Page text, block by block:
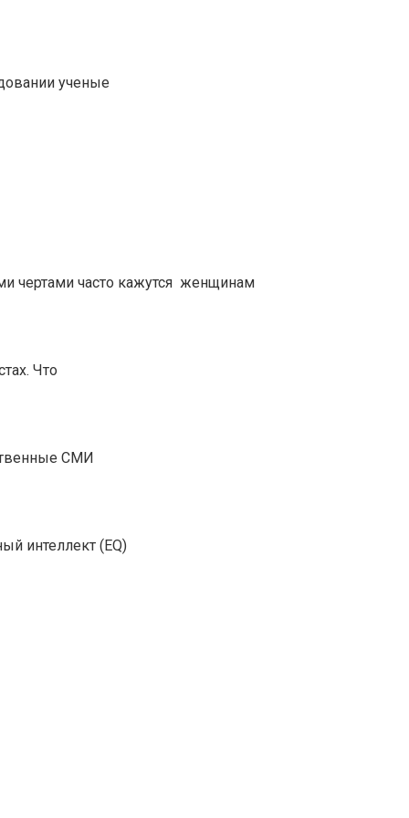
ученые
чертами часто кажутся женщинам
Что
СМИ
интеллект (EQ)